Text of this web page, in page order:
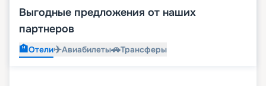
Выгодные предложения от наших
партнеров
🏨Отели✈️Авиабилеты🚗Трансферы